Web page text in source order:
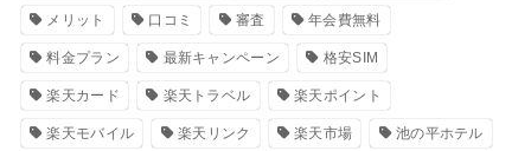
メリット 口コミ 審査 年会費無料
料金プラン 最新キャンペーン 格安SIM
楽天カード 楽天トラベル 楽天ポイント
楽天モバイル 楽天リンク 楽天市場 池の平ホテル